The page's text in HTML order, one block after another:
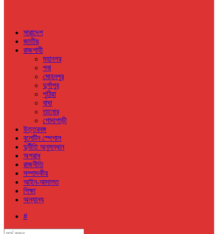
সারাদেশ
জাতীয়
রাজশাহী
মহানগর
পবা
মোহনপুর
দুর্গাপুর
পুঠিয়া
বাঘা
তানোর
গোদাগাড়ী
উত্তরবঙ্গ
বুলেটিন স্পেশাল
দুর্নীতি অনুসন্ধান
অপরাধ
রাজনীতি
সম্পাদকীয়
আইন-আদালত
শিক্ষা
অন্যান্য
#